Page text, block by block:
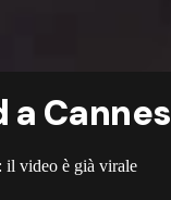
Cannes
il video è già virale